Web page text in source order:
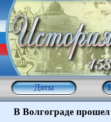
В Волгограде